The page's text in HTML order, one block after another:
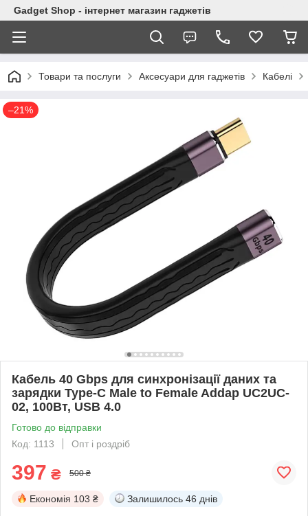
Gadget Shop - інтернет магазин гаджетів
Товари та послуги Аксесуари для гаджетів Кабелі
–21%
Кабель 40 Gbps для синхронізації даних та
зарядки Type-C Male to Female Addap UC2UC-
02, 100Вт, USB 4.0
Готово до відправки
Код: 1113
Опт і роздріб
397 ₴ 500 ₴
Економія 103 ₴ Залишилось 46 днів